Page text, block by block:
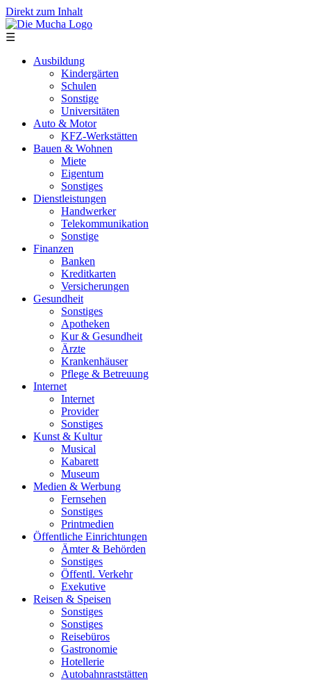
Direkt zum Inhalt
☰
Ausbildung
Kindergärten
Schulen
Sonstige
Universitäten
Auto & Motor
KFZ-Werkstätten
Bauen & Wohnen
Miete
Eigentum
Sonstiges
Dienstleistungen
Handwerker
Telekommunikation
Sonstige
Finanzen
Banken
Kreditkarten
Versicherungen
Gesundheit
Sonstiges
Apotheken
Kur & Gesundheit
Ärzte
Krankenhäuser
Pflege & Betreuung
Internet
Internet
Provider
Sonstiges
Kunst & Kultur
Musical
Kabarett
Museum
Medien & Werbung
Fernsehen
Sonstiges
Printmedien
Öffentliche Einrichtungen
Ämter & Behörden
Sonstiges
Öffentl. Verkehr
Exekutive
Reisen & Speisen
Sonstiges
Sonstiges
Reisebüros
Gastronomie
Hotellerie
Autobahnraststätten